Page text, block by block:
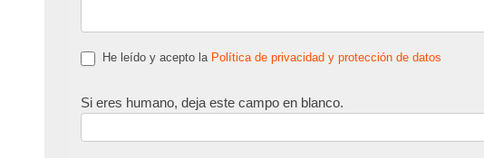
He leído y acepto la Política de privacidad y protección de datos
Si eres humano, deja este campo en blanco.